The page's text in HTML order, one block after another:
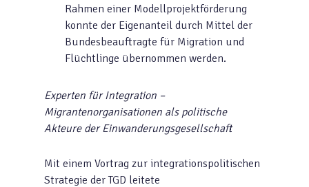
Rahmen einer Modellprojektförderung
konnte der Eigenanteil durch Mittel der
Bundesbeauftragte für Migration und
Flüchtlinge übernommen werden.
Experten für Integration –
Migrantenorganisationen als politische
Akteure der Einwanderungsgesellschaft
Mit einem Vortrag zur integrationspolitischen
Strategie der TGD leitete